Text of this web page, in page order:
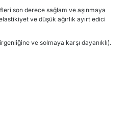
son derece sağlam ve aşınmaya
ve düşük ağırlık ayırt edici
ve solmaya karşı dayanıklı).